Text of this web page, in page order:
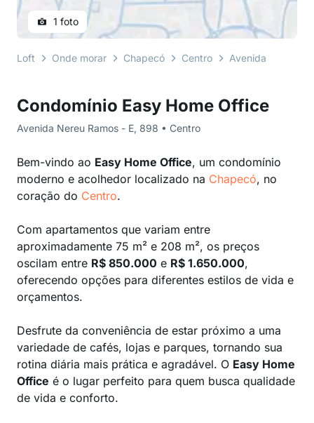
Condomínio Easy Home Office
Avenida Nereu Ramos - E, 898 • Centro
Bem-vindo ao Easy Home Office, um condomínio
moderno e acolhedor localizado na Chapecó, no
coração do Centro.
Com apartamentos que variam entre
aproximadamente 75 m² e 208 m², os preços
oscilam entre R$ 850.000 e R$ 1.650.000,
oferecendo opções para diferentes estilos de vida e
orçamentos.
Desfrute da conveniência de estar próximo a uma
variedade de cafés, lojas e parques, tornando sua
rotina diária mais prática e agradável. O Easy Home
Office é o lugar perfeito para quem busca qualidade
de vida e conforto.
1 foto
Loft Onde morar Chapecó Centro Avenida Nereu